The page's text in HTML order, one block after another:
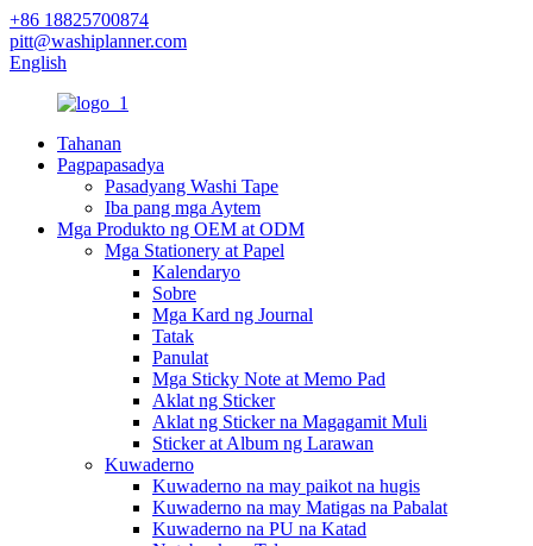
+86 18825700874
pitt@washiplanner.com
English
Tahanan
Pagpapasadya
Pasadyang Washi Tape
Iba pang mga Aytem
Mga Produkto ng OEM at ODM
Mga Stationery at Papel
Kalendaryo
Sobre
Mga Kard ng Journal
Tatak
Panulat
Mga Sticky Note at Memo Pad
Aklat ng Sticker
Aklat ng Sticker na Magagamit Muli
Sticker at Album ng Larawan
Kuwaderno
Kuwaderno na may paikot na hugis
Kuwaderno na may Matigas na Pabalat
Kuwaderno na PU na Katad